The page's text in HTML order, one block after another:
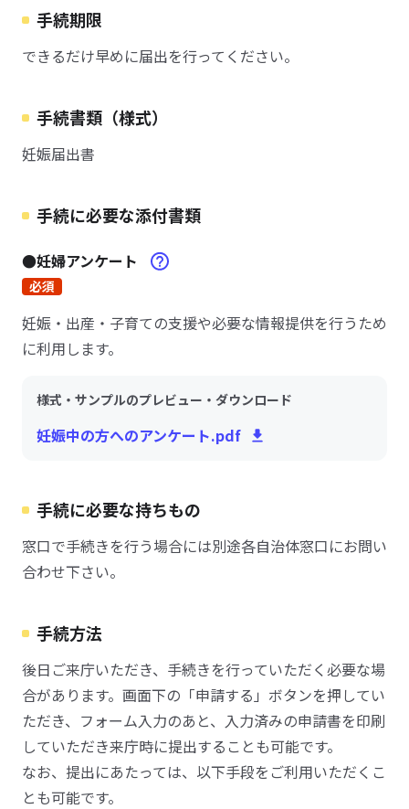
手続期限
できるだけ早めに届出を行ってください。
手続書類（様式）
妊娠届出書
手続に必要な添付書類
●妊婦アンケート
必須
妊娠・出産・子育ての支援や必要な情報提供を行うため
に利用します。
様式・サンプルのプレビュー・ダウンロード
妊娠中の方へのアンケート.pdf
手続に必要な持ちもの
窓口で手続きを行う場合には別途各自治体窓口にお問い
合わせ下さい。
手続方法
後日ご来庁いただき、手続きを行っていただく必要な場
合があります。画面下の「申請する」ボタンを押してい
ただき、フォーム入力のあと、入力済みの申請書を印刷
していただき来庁時に提出することも可能です。
なお、提出にあたっては、以下手段をご利用いただくこ
とも可能です。